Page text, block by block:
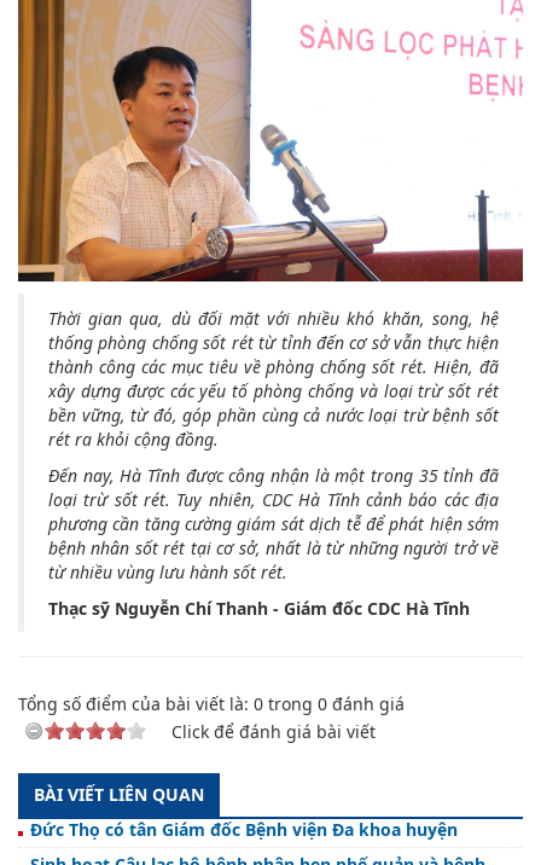
Thời gian qua, dù đối mặt với nhiều khó khăn, song, hệ
thống phòng chống sốt rét từ tỉnh đến cơ sở vẫn thực hiện
thành công các mục tiêu về phòng chống sốt rét. Hiện, đã
xây dựng được các yếu tố phòng chống và loại trừ sốt rét
bền vững, từ đó, góp phần cùng cả nước loại trừ bệnh sốt
rét ra khỏi cộng đồng.
Đến nay, Hà Tĩnh được công nhận là một trong 35 tỉnh đã
loại trừ sốt rét. Tuy nhiên, CDC Hà Tĩnh cảnh báo các địa
phương cần tăng cường giám sát dịch tễ để phát hiện sớm
bệnh nhân sốt rét tại cơ sở, nhất là từ những người trở về
từ nhiều vùng lưu hành sốt rét.
Thạc sỹ Nguyễn Chí Thanh - Giám đốc CDC Hà Tĩnh
Tổng số điểm của bài viết là: 0 trong 0 đánh giá
Click để đánh giá bài viết
BÀI VIẾT LIÊN QUAN
Đức Thọ có tân Giám đốc Bệnh viện Đa khoa huyện